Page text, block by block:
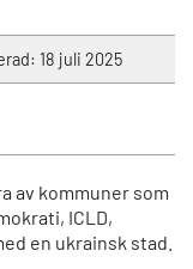
18 juli 2025
av kommuner som
ICLD,
en ukrainsk stad.